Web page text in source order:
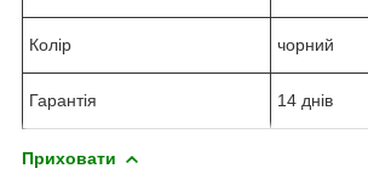
Колір чорний
Гарантія 14 днів
Приховати